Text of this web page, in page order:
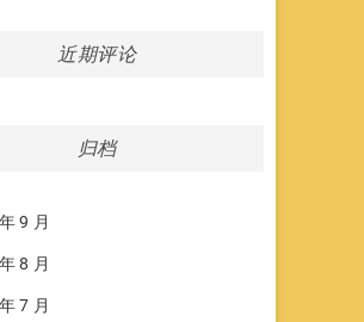
近期评论
归档
9 月
8 月
7 月